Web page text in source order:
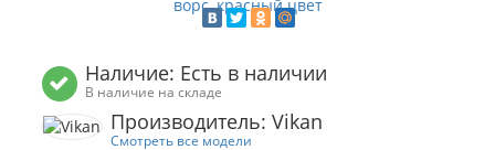
Наличие: Есть в наличии
В наличие на складе
Производитель: Vikan
Смотреть все модели